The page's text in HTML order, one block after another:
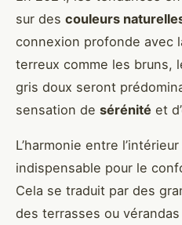
sur des couleurs
connexion profonde avec
terreux comme les bruns,
gris doux seront
sensation de sérénité et
L’harmonie entre
indispensable pour le
Cela se traduit par des
des terrasses ou